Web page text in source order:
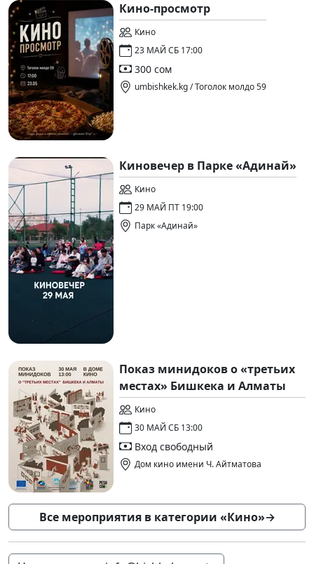
Кино-просмотр
Кино
23 МАЙ СБ 17:00
300 сом
umbishkek.kg / Тоголок молдо 59
Киновечер в Парке «Адинай»
Кино
29 МАЙ ПТ 19:00
Парк «Адинай»
Показ минидоков о «третьих
местах» Бишкека и Алматы
Кино
30 МАЙ СБ 13:00
Вход свободный
Дом кино имени Ч. Айтматова
Все мероприятия в категории «Кино»→